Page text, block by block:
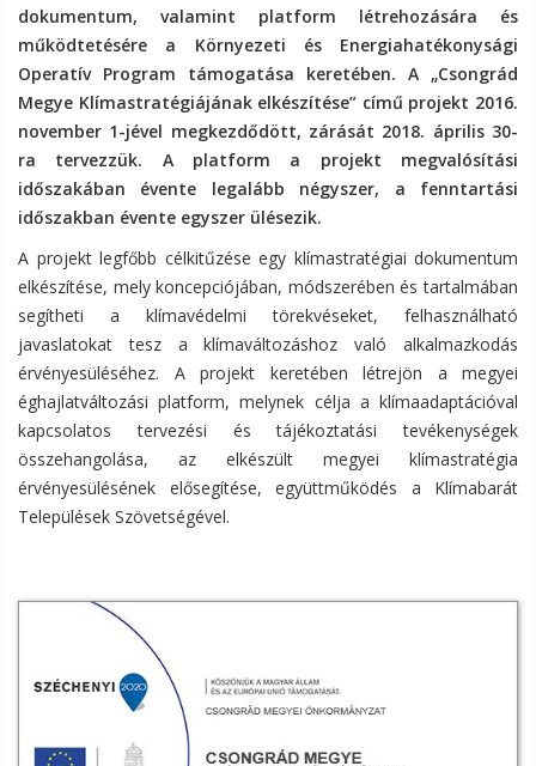
dokumentum, valamint platform létrehozására és
működtetésére a Környezeti és Energiahatékonysági
Operatív Program támogatása keretében. A „Csongrád
Megye Klímastratégiájának elkészítése” című projekt 2016.
november 1-jével megkezdődött, zárását 2018. április 30-
ra tervezzük. A platform a projekt megvalósítási
időszakában évente legalább négyszer, a fenntartási
időszakban évente egyszer ülésezik.
A projekt legfőbb célkitűzése egy klímastratégiai dokumentum
elkészítése, mely koncepciójában, módszerében és tartalmában
segítheti a klímavédelmi törekvéseket, felhasználható
javaslatokat tesz a klímaváltozáshoz való alkalmazkodás
érvényesüléséhez. A projekt keretében létrejön a megyei
éghajlatváltozási platform, melynek célja a klímaadaptációval
kapcsolatos tervezési és tájékoztatási tevékenységek
összehangolása, az elkészült megyei klímastratégia
érvényesülésének elősegítése, együttműködés a Klímabarát
Települések Szövetségével.